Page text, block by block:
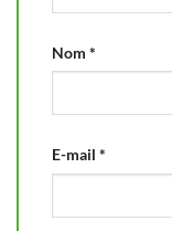
Nom *
E-mail *